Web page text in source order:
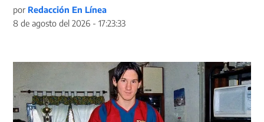
por Redacción En Línea
8 de agosto del 2026 - 17:23:33